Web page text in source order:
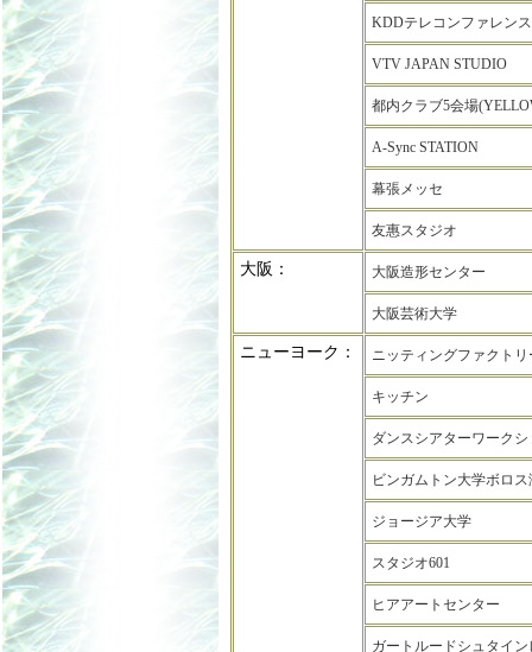
KDDテレコンファレ
VTV JAPAN STUDIO
都内クラブ5会場
A-Sync STATION
幕張メッセ
友惠スタジオ
大阪： 大阪造形センター
大阪芸術大学
ニューヨーク： ニッティングファクトリ
キッチン
ダンスシアターワークシ
ビンガムトン大学ボロ
ジョージア大学
スタジオ601
ヒアアートセンター
ガートルードシュタイ